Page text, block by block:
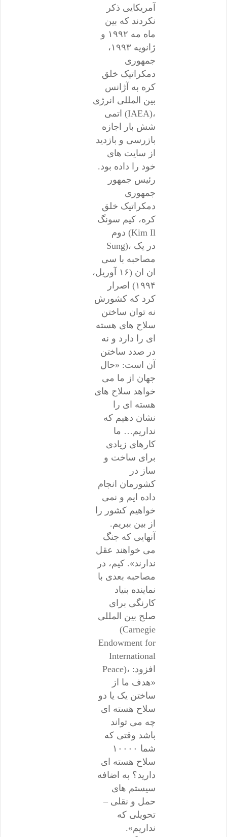
آمریکایی ذکر
نکردند که بین
ماه مه ۱۹۹۲ و
ژانویه ۱۹۹۳،
جمهوری
دمکراتیک خلق
کره به آژانس
بین المللی انرژی
اتمی (IAEA)،
شش بار اجازه
بازرسی و بازدید
از سایت های
خود را داده بود.
رئیس جمهور
جمهوری
دمکراتیک خلق
کره، کیم سونگ
دوم (Kim Il
Sung)، در یک
مصاحبه با سی
ان ان (۱۶ آوریل،
۱۹۹۴) اصرار
کرد که کشورش
نه توان ساختن
سلاح های هسته
ای را دارد و نه
در صدد ساختن
آن است: «حال
جهان از ما می
خواهد سلاح های
هسته ای را
نشان دهیم که
نداریم… ما
کارهای زیادی
برای ساخت و
ساز در
کشورمان انجام
داده ایم و نمی
خواهیم کشور را
از بین ببریم.
آنهایی که جنگ
می خواهند عقل
ندارند». کیم، در
مصاحبه بعدی با
نماینده بنیاد
کارنگی برای
صلح بین المللی
(Carnegie
Endowment for
International
Peace)، افزود:
«هدف ما از
ساختن یک یا دو
سلاح هسته ای
چه می تواند
باشد وقتی که
شما ۱۰۰۰۰
سلاح هسته ای
دارید؟ به اضافه
سیستم های
حمل و نقلی –
تحویلی که
نداریم».